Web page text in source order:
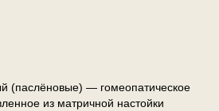
(паслёновые) — гомеопатическое
из матричной настойки